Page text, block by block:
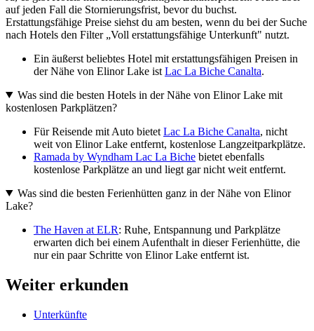
auf jeden Fall die Stornierungsfrist, bevor du buchst.
Erstattungsfähige Preise siehst du am besten, wenn du bei der Suche
nach Hotels den Filter „Voll erstattungsfähige Unterkunft" nutzt.
Ein äußerst beliebtes Hotel mit erstattungsfähigen Preisen in
der Nähe von Elinor Lake ist Lac La Biche Canalta.
Was sind die besten Hotels in der Nähe von Elinor Lake mit
kostenlosen Parkplätzen?
Für Reisende mit Auto bietet Lac La Biche Canalta, nicht
weit von Elinor Lake entfernt, kostenlose Langzeitparkplätze.
Ramada by Wyndham Lac La Biche bietet ebenfalls
kostenlose Parkplätze an und liegt gar nicht weit entfernt.
Was sind die besten Ferienhütten ganz in der Nähe von Elinor
Lake?
The Haven at ELR: Ruhe, Entspannung und Parkplätze
erwarten dich bei einem Aufenthalt in dieser Ferienhütte, die
nur ein paar Schritte von Elinor Lake entfernt ist.
Weiter erkunden
Unterkünfte